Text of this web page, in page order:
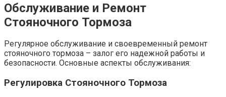
Обслуживание и Ремонт
Стояночного Тормоза
Регулярное обслуживание и своевременный ремонт
стояночного тормоза – залог его надежной работы и
безопасности. Основные аспекты обслуживания:
Регулировка Стояночного Тормоза